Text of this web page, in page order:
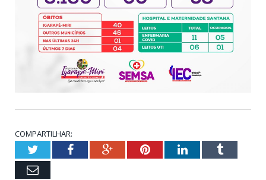
COMPARTILHAR:
TwitterFacebookGoogle+PinterestLinkedInTumblr
Email